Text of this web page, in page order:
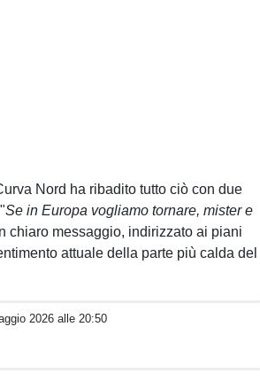
Nord ha ribadito tutto ciò con due
Se in Europa vogliamo tornare, mister e
chiaro messaggio, indirizzato ai piani
attuale della parte più calda del
2026 alle 20:50